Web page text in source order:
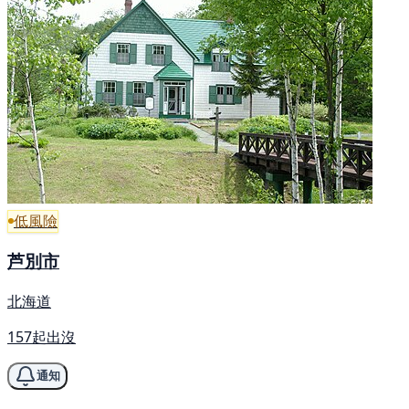
低風險
芦別市
北海道
157起出沒
通知